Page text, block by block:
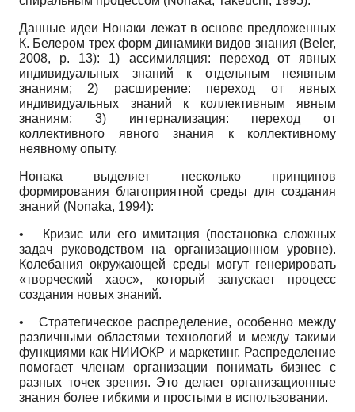
Данные идеи Нонаки лежат в основе предложенных
К. Белером трех форм динамики видов знания (Beler,
2008, p. 13): 1) ассимиляция: переход от явных
индивидуальных знаний к отдельным неявным
знаниям; 2) расширение: переход от явных
индивидуальных знаний к коллективным явным
знаниям; 3) интернализация: переход от
коллективного явного знания к коллективному
неявному опыту.
Нонака выделяет несколько принципов
формирования благоприятной среды для создания
знаний (Nonaka, 1994):
•
Кризис или его имитация (постановка сложных
задач руководством на организационном уровне).
Колебания окружающей среды могут генерировать
«творческий хаос», который запускает процесс
создания новых знаний.
• Стратегическое распределение, особенно между
различными областями технологий и между такими
функциями как НИИОКР и маркетинг. Распределение
помогает членам организации понимать бизнес с
разных точек зрения. Это делает организационные
знания более гибкими и простыми в использовании.